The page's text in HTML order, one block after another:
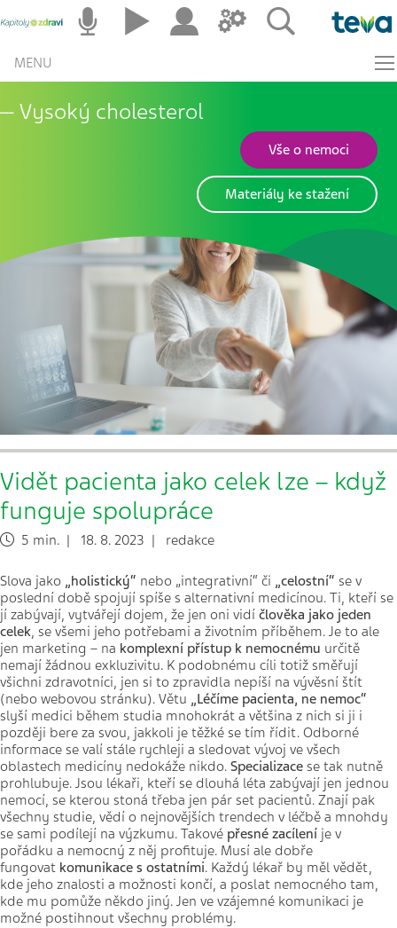
MENU
Vysoký cholesterol
Vše o nemoci
Materiály ke stažení
Vidět pacienta jako celek lze – když
funguje spolupráce
5 min. | 18. 8. 2023 | redakce
Slova jako „holistický“ nebo „integrativní“ či „celostní“ se v
poslední době spojují spíše s alternativní medicínou. Ti, kteří se
jí zabývají, vytvářejí dojem, že jen oni vidí člověka jako jeden
celek, se všemi jeho potřebami a životním příběhem. Je to ale
jen marketing – na komplexní přístup k nemocnému určitě
nemají žádnou exkluzivitu. K podobnému cíli totiž směřují
všichni zdravotníci, jen si to zpravidla nepíší na vývěsní štít
(nebo webovou stránku). Větu „Léčíme pacienta, ne nemoc“
slyší medici během studia mnohokrát a většina z nich si ji i
později bere za svou, jakkoli je těžké se tím řídit. Odborné
informace se valí stále rychleji a sledovat vývoj ve všech
oblastech medicíny nedokáže nikdo. Specializace se tak nutně
prohlubuje. Jsou lékaři, kteří se dlouhá léta zabývají jen jednou
nemocí, se kterou stoná třeba jen pár set pacientů. Znají pak
všechny studie, vědí o nejnovějších trendech v léčbě a mnohdy
se sami podílejí na výzkumu. Takové přesné zacílení je v
pořádku a nemocný z něj profituje. Musí ale dobře
fungovat komunikace s ostatními. Každý lékař by měl vědět,
kde jeho znalosti a možnosti končí, a poslat nemocného tam,
kde mu pomůže někdo jiný. Jen ve vzájemné komunikaci je
možné postihnout všechny problémy.